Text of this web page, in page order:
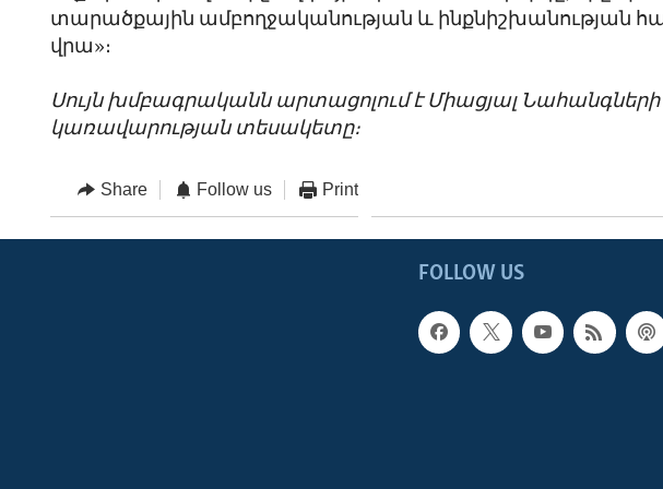
տարածքային ամբողջականության և ինքնիշխանության
վրա»։
Սույն խմբագրականն արտացոլում է Միացյալ Նահանգների
կառավարության տեսակետը։
Share Follow us Print
FOLLOW US